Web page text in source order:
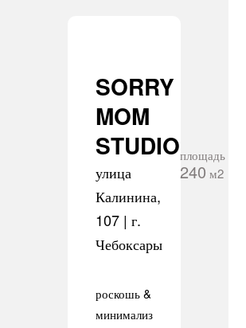
SORRY
MOM
STUDIO
улица
Калинина,
107 | г.
Чебоксары
площадь
240 м2
роскошь &
минимализм